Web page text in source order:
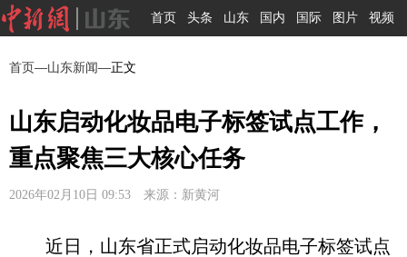
首页 头条 山东 国内 国际 图片 视频
首页—山东新闻—正文
山东启动化妆品电子标签试点工作，
重点聚焦三大核心任务
2026年02月10日 09:53 来源：新黄河
近日，山东省正式启动化妆品电子标签试点